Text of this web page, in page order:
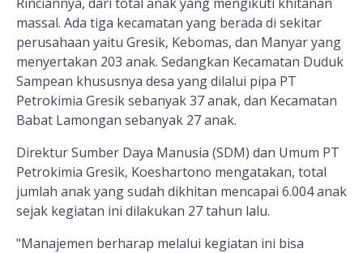
massal. Ada tiga kecamatan yang berada di sekitar
perusahaan yaitu Gresik, Kebomas, dan Manyar yang
menyertakan 203 anak. Sedangkan Kecamatan Duduk
Sampean khususnya desa yang dilalui pipa PT
Petrokimia Gresik sebanyak 37 anak, dan Kecamatan
Babat Lamongan sebanyak 27 anak.
Direktur Sumber Daya Manusia (SDM) dan Umum PT
Petrokimia Gresik, Koeshartono mengatakan, total
jumlah anak yang sudah dikhitan mencapai 6.004 anak
sejak kegiatan ini dilakukan 27 tahun lalu.
"Manajemen berharap melalui kegiatan ini bisa